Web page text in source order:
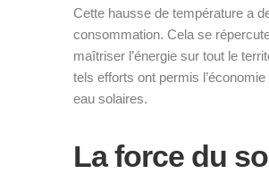
Cette hausse de température a
consommation. Cela se
maîtriser l’énergie sur tout le
tels efforts ont permis
eau solaires.
La force du